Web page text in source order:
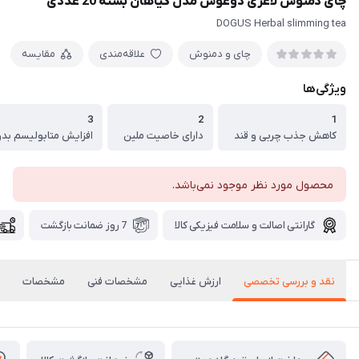
DOGUS Herbal slimming tea
چای و دمنوش علاقه‌مندی مقایسه
ویژگی‌ها
1
کاهش جذب چربی و قند
2
دارای خاصیت ملین
3
افزایش متابولیسم
محصول مورد نظر موجود نمی‌باشد.
گارانتی اصالت و سلامت فیزیکی کالا 7 روز ضمانت بازگشت
نقد و بررسی تخصصی ارزش غذایی مشخصات فنی مشخصات